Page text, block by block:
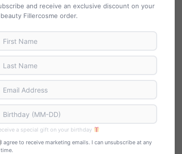
Glow Serum
pour maximiser les résultats :
and receive an exclusive discount on your
beauty Fillercosme order.
a special gift on your birthday
I agree to receive marketing emails. I can unsubscribe at any
time.